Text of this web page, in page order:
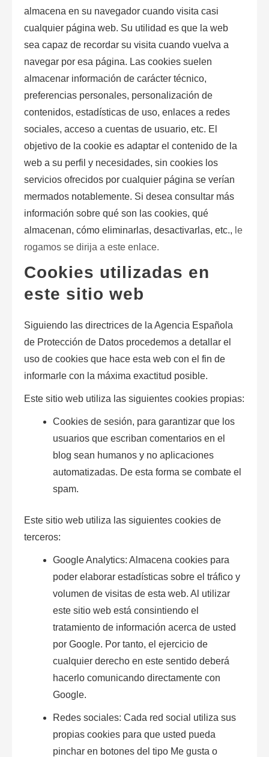
almacena en su navegador cuando visita casi
cualquier página web. Su utilidad es que la web
sea capaz de recordar su visita cuando vuelva a
navegar por esa página. Las cookies suelen
almacenar información de carácter técnico,
preferencias personales, personalización de
contenidos, estadísticas de uso, enlaces a redes
sociales, acceso a cuentas de usuario, etc. El
objetivo de la cookie es adaptar el contenido de la
web a su perfil y necesidades, sin cookies los
servicios ofrecidos por cualquier página se verían
mermados notablemente. Si desea consultar más
información sobre qué son las cookies, qué
almacenan, cómo eliminarlas, desactivarlas, etc., le
rogamos se dirija a este enlace.
Cookies utilizadas en
este sitio web
Siguiendo las directrices de la Agencia Española
de Protección de Datos procedemos a detallar el
uso de cookies que hace esta web con el fin de
informarle con la máxima exactitud posible.
Este sitio web utiliza las siguientes cookies propias:
Cookies de sesión, para garantizar que los
usuarios que escriban comentarios en el
blog sean humanos y no aplicaciones
automatizadas. De esta forma se combate el
spam.
Este sitio web utiliza las siguientes cookies de
terceros:
Google Analytics: Almacena cookies para
poder elaborar estadísticas sobre el tráfico y
volumen de visitas de esta web. Al utilizar
este sitio web está consintiendo el
tratamiento de información acerca de usted
por Google. Por tanto, el ejercicio de
cualquier derecho en este sentido deberá
hacerlo comunicando directamente con
Google.
Redes sociales: Cada red social utiliza sus
propias cookies para que usted pueda
pinchar en botones del tipo Me gusta o